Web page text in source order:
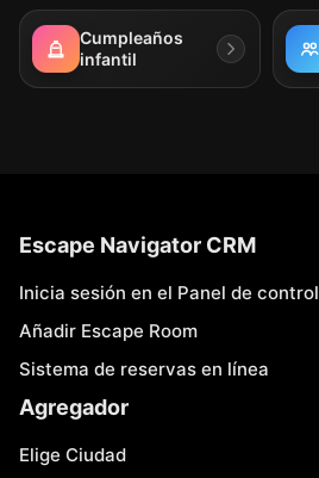
Cumpleaños
infantil
Escape Navigator CRM
Inicia sesión en el Panel de control
Añadir Escape Room
Sistema de reservas en línea
Agregador
Elige Ciudad